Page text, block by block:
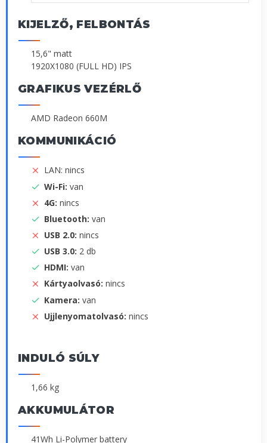
KIJELZŐ, FELBONTÁS
15,6" matt
1920X1080 (FULL HD) IPS
GRAFIKUS VEZÉRLŐ
AMD Radeon 660M
KOMMUNIKÁCIÓ
LAN: nincs
Wi-Fi: van
4G: nincs
Bluetooth: van
USB 2.0: nincs
USB 3.0: 2 db
HDMI: van
Kártyaolvasó: nincs
Kamera: van
Ujjlenyomatolvasó: nincs
INDULÓ SÚLY
1,66 kg
AKKUMULÁTOR
41Wh Li-Polymer battery